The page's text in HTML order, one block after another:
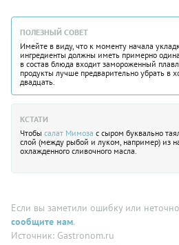
ПОЛЕЗНЫЙ СОВЕТ
Имейте в виду, что к моменту начала
ингредиенты должны иметь примерно
в состав блюда входит замороженный
продукты лучше предварительно убрать в
двадцать.
КСТАТИ
Чтобы салат Мимоза с сыром буквально
слой (между рыбой и луком, например) из
охлажденного сливочного масла.
Если вы заметили ошибку или
сообщите нам.
Источник: Gastronom.ru